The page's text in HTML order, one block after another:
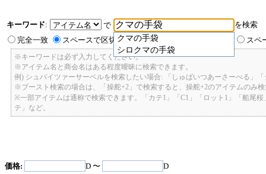
キーワード:
で
クマの手袋
シロクマの手袋
を検索
完全一致
スペースで区切ったキーワードのいずれかを含む スペ
※キーワードは必ず入力してください。
※アイテム名と商会名はある程度曖昧に検索できます。
例) シュバイツァーサーベルを検索したい場合: 「しゅばいつあーさーべる」
※ブースト検索の場合は、「操舵+2」で検索すると、操舵+2のアイテムのみ
※一部アイテムは通称で検索できます。「カテ1」「C1」「ロット1」「船尾
テ」など。
価格: D 〜 D